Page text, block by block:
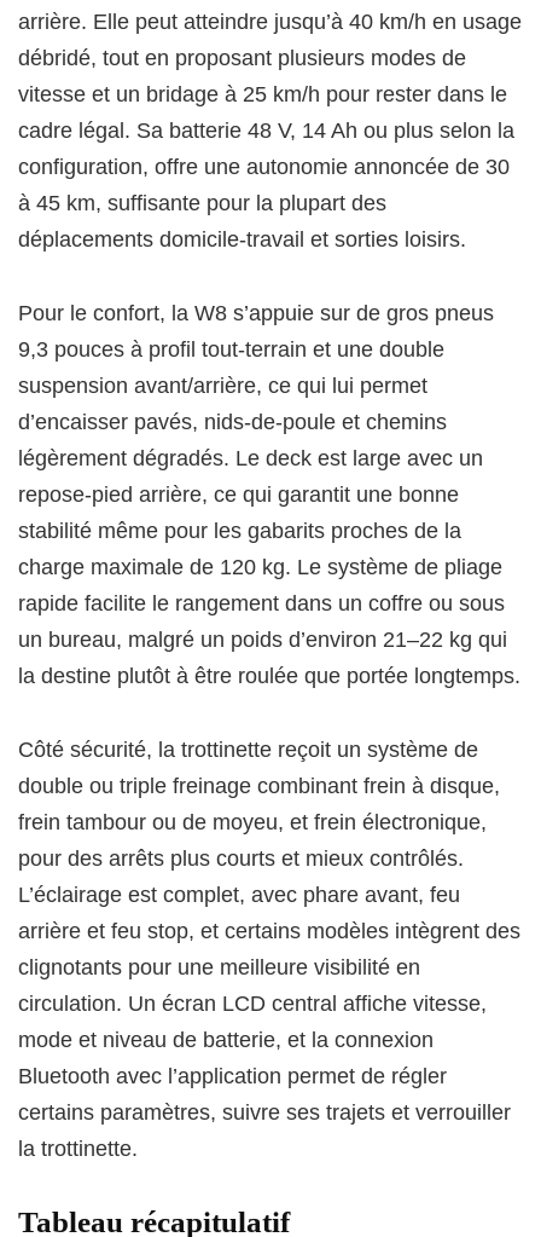
arrière. Elle peut atteindre jusqu’à 40 km/h en usage
débridé, tout en proposant plusieurs modes de
vitesse et un bridage à 25 km/h pour rester dans le
cadre légal. Sa batterie 48 V, 14 Ah ou plus selon la
configuration, offre une autonomie annoncée de 30
à 45 km, suffisante pour la plupart des
déplacements domicile‑travail et sorties loisirs.
Pour le confort, la W8 s’appuie sur de gros pneus
9,3 pouces à profil tout‑terrain et une double
suspension avant/arrière, ce qui lui permet
d’encaisser pavés, nids‑de‑poule et chemins
légèrement dégradés. Le deck est large avec un
repose‑pied arrière, ce qui garantit une bonne
stabilité même pour les gabarits proches de la
charge maximale de 120 kg. Le système de pliage
rapide facilite le rangement dans un coffre ou sous
un bureau, malgré un poids d’environ 21–22 kg qui
la destine plutôt à être roulée que portée longtemps.
Côté sécurité, la trottinette reçoit un système de
double ou triple freinage combinant frein à disque,
frein tambour ou de moyeu, et frein électronique,
pour des arrêts plus courts et mieux contrôlés.
L’éclairage est complet, avec phare avant, feu
arrière et feu stop, et certains modèles intègrent des
clignotants pour une meilleure visibilité en
circulation. Un écran LCD central affiche vitesse,
mode et niveau de batterie, et la connexion
Bluetooth avec l’application permet de régler
certains paramètres, suivre ses trajets et verrouiller
la trottinette.
Tableau récapitulatif